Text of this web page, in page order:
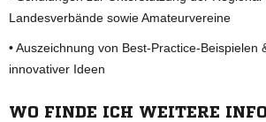
Landesverbände sowie Amateurvereine
• Auszeichnung von Best-Practice-Beispielen
innovativer Ideen
WO FINDE ICH WEITERE